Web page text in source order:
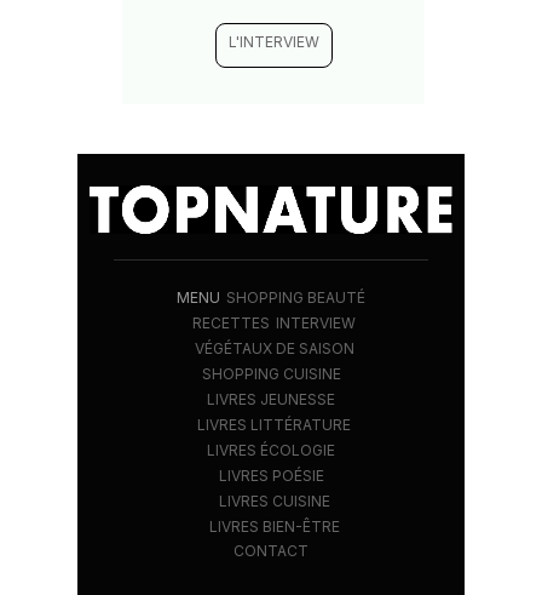
L'INTERVIEW
MENU SHOPPING BEAUTÉ
RECETTES INTERVIEW
VÉGÉTAUX DE SAISON
SHOPPING CUISINE
LIVRES JEUNESSE
LIVRES LITTÉRATURE
LIVRES ÉCOLOGIE
LIVRES POÉSIE
LIVRES CUISINE
LIVRES BIEN-ÊTRE
CONTACT